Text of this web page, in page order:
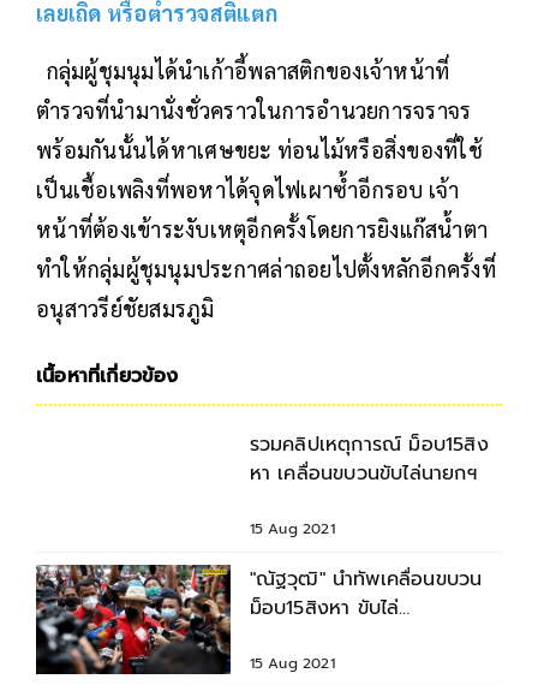
เลยเถิด หรือตำรวจสติแตก
กลุ่มผู้ชุมนุมได้นำเก้าอี้พลาสติกของเจ้าหน้าที่
ตำรวจที่นำมานั่งชั่วคราวในการอำนวยการจราจร
พร้อมกันนั้นได้หาเศษขยะ ท่อนไม้หรือสิ่งของที่ใช้
เป็นเชื้อเพลิงที่พอหาได้จุดไฟเผาซ้ำอีกรอบ เจ้า
หน้าที่ต้องเข้าระงับเหตุอีกครั้งโดยการยิงแก๊สน้ำตา
ทำให้กลุ่มผู้ชุมนุมประกาศล่าถอยไปตั้งหลักอีกครั้งที่
อนุสาวรีย์ชัยสมรภูมิ
เนื้อหาที่เกี่ยวข้อง
รวมคลิปเหตุการณ์ ม็อบ15สิง
หา เคลื่อนขบวนขับไล่นายกฯ
15 Aug 2021
"ณัฐวุฒิ" นำทัพเคลื่อนขบวน
ม็อบ15สิงหา ขับไล่
15 Aug 2021